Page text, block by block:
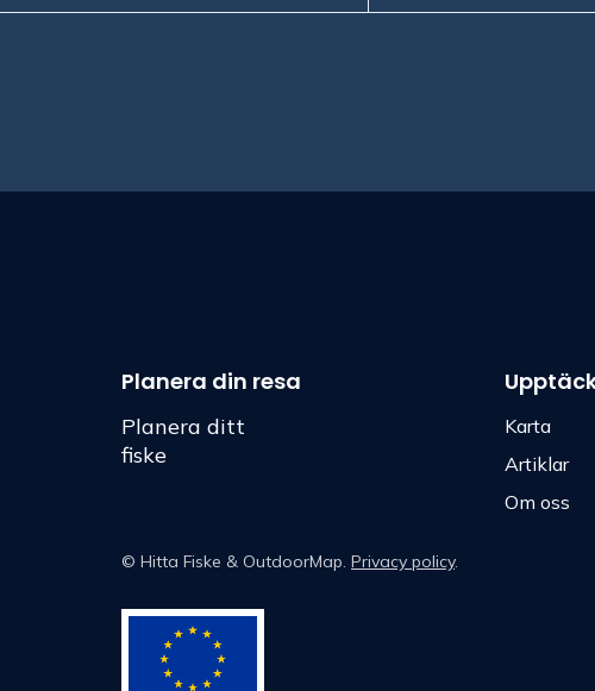
Planera din resa
Planera ditt
fiske
Karta
Artiklar
Om oss
© Hitta Fiske & OutdoorMap. Privacy policy.